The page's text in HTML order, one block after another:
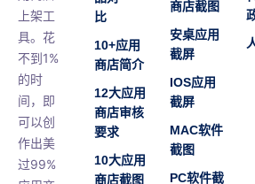
上架工
具。花
不到1%
的时
间，即
可以创
作出美
过99%
比
10+应用
商店简介
12大应用
商店审核
要求
10大应用
商店截图
商店截图
安桌应用
截屏
IOS应用
截屏
MAC软件
截图
PC软件截